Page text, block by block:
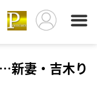
新妻・吉木り